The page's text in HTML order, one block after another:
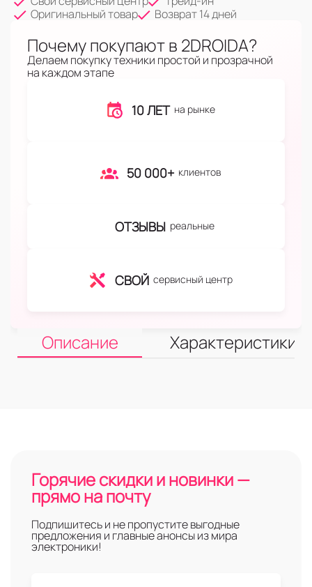
Оригинальный товар
Возврат 14 дней
Почему покупают в 2DROIDA?
Делаем покупку техники простой и прозрачной
на каждом этапе
10 ЛЕТ на рынке
50 000+ клиентов
ОТЗЫВЫ реальные
СВОЙ сервисный центр
Описание Характеристики
Горячие скидки и новинки —
прямо на почту
Подпишитесь и не пропустите выгодные
предложения и главные анонсы из мира
электроники!